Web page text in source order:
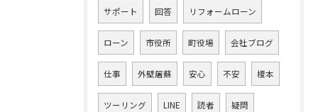
サポート 回答 リフォームローン
ローン 市役所 町役場 会社ブログ
仕事 外壁屠蘇 安心 不安 榎本
ツーリング LINE 読者 疑問